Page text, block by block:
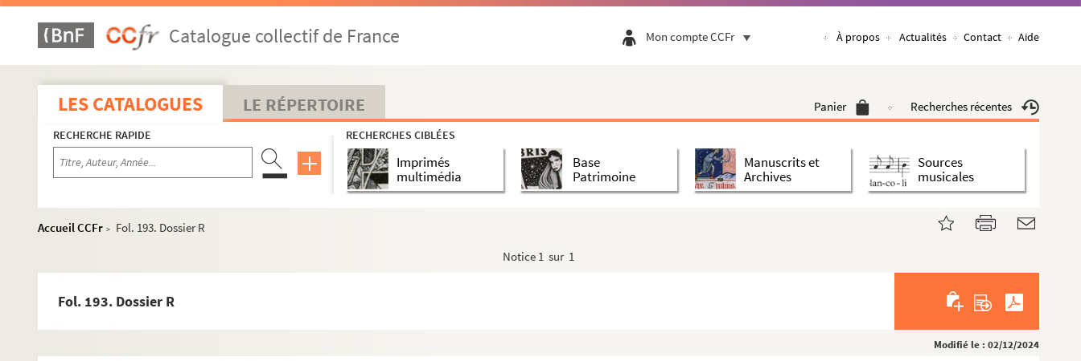
Catalogue collectif de France Mon compte CCFr À propos Actualités Contact Aide
LES CATALOGUES LE RÉPERTOIRE Panier Recherches récentes
RECHERCHE RAPIDE RECHERCHES CIBLÉES
Imprimés
multimédia
Base
Patrimoine
Manuscrits et
Archives
Sources
musicales
Accueil CCFr >
Fol. 193. Dossier R
Notice 1 sur 1
Fol. 193. Dossier R
Modifié le : 02/12/2024